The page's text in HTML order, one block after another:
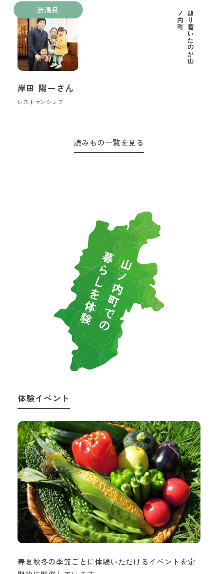
里山ようちえん代表
渋温泉
辿
り
着
い
た
の
が
山
ノ
内
町
岸田 陽一さん
レストランシェフ
読みもの一覧を見る
体験イベント
春夏秋冬の季節ごとに体験いただけるイベントを定